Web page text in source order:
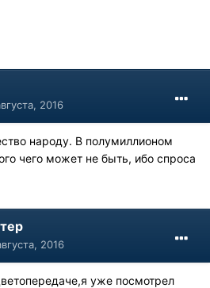
2016
народу. В полумиллионом
чего может не быть, ибо спроса
2016
уже посмотрел